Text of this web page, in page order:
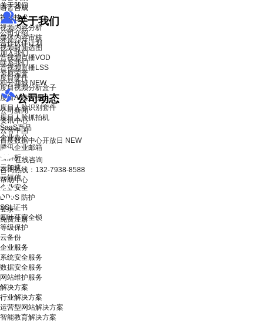
关于我们
关于我们
公司介绍
合作伙伴计划
加入我们
联系我们
资质荣誉
积分商城 NEW
公司动态
公司新闻
资讯中心
云智中国
百度数据中心开放日 NEW
在线咨询
咨询热线：132-7938-8588
帮助中心
登录
免费注册
语音合成
视频技术
视频内容分析
媒体内容审核
视频封面选图
音视频点播VOD
音视频直播LSS
度目硬件
度目视频分析盒子
度目AI镜头模组
度目人脸识别套件
度目人脸抓拍机
SaaS产品
企业办公
腾讯企业邮箱
云解析
云加速
云短信
企业安全
DDoS 防护
SSL证书
四叶草安全锁
等级保护
云备份
企业服务
系统安全服务
数据安全服务
网站维护服务
解决方案
行业解决方案
运营型网站解决方案
智能教育解决方案